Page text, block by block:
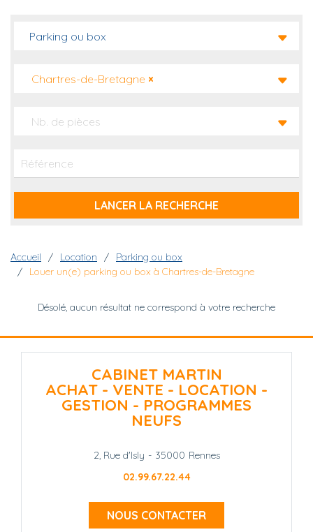
Parking ou box
×
Chartres-de-Bretagne
Nb. de pièces
Fil d'Ariane
Accueil Location
Parking ou box
Louer un(e) parking ou box à Chartres-de-Bretagne
Désolé, aucun résultat ne correspond à votre recherche
CABINET MARTIN
ACHAT - VENTE - LOCATION -
GESTION - PROGRAMMES
NEUFS
2, Rue d'Isly - 35000 Rennes
02.99.67.22.44
NOUS CONTACTER